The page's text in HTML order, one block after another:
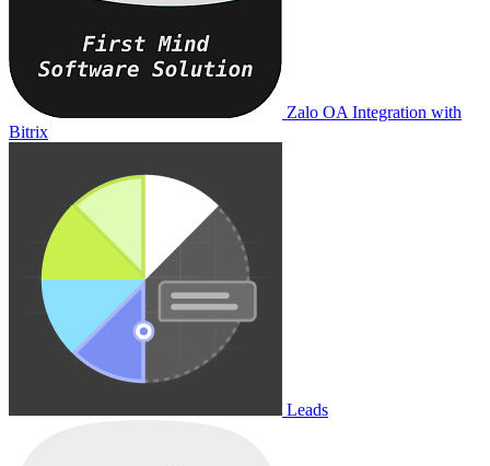
Zalo OA Integration with
Bitrix
Leads